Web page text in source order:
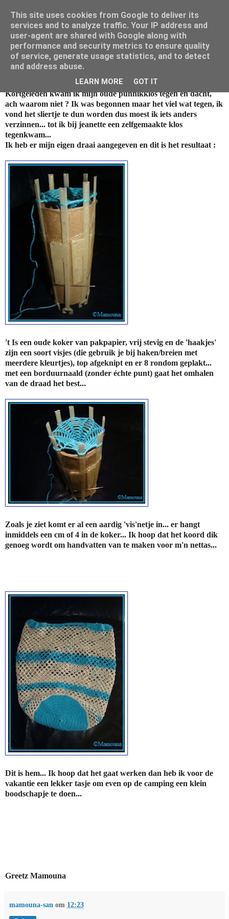
Mamouna's Enya
vrijdag 8 juni 2012
Punniken, wie kent het nog ?
Kortgeleden kwam ik mijn oude punnikklos tegen en dacht,
ach waarom niet ? Ik was begonnen maar het viel wat tegen, ik
vond het sliertje te dun worden dus moest ik iets anders
verzinnen... tot ik bij jeanette een zelfgemaakte klos
tegenkwam...
Ik heb er mijn eigen draai aangegeven en dit is het resultaat :
't Is een oude koker van pakpapier, vrij stevig en de 'haakjes'
zijn een soort visjes (die gebruik je bij haken/breien met
meerdere kleurtjes), top afgeknipt en er 8 rondom geplakt...
met een borduurnaald (zonder échte punt) gaat het omhalen
van de draad het best...
Zoals je ziet komt er al een aardig 'vis'netje in... er hangt
inmiddels een cm of 4 in de koker... Ik hoop dat het koord dik
genoeg wordt om handvatten van te maken voor m'n nettas...
Dit is hem... Ik hoop dat het gaat werken dan heb ik voor de
vakantie een lekker tasje om even op de camping een klein
boodschapje te doen...
Greetz Mamouna
mamouna-san om 12:23
This site uses cookies from Google to deliver its
services and to analyze traffic. Your IP address and
user-agent are shared with Google along with
performance and security metrics to ensure quality
of service, generate usage statistics, and to detect
and address abuse.
LEARN MORE GOT IT